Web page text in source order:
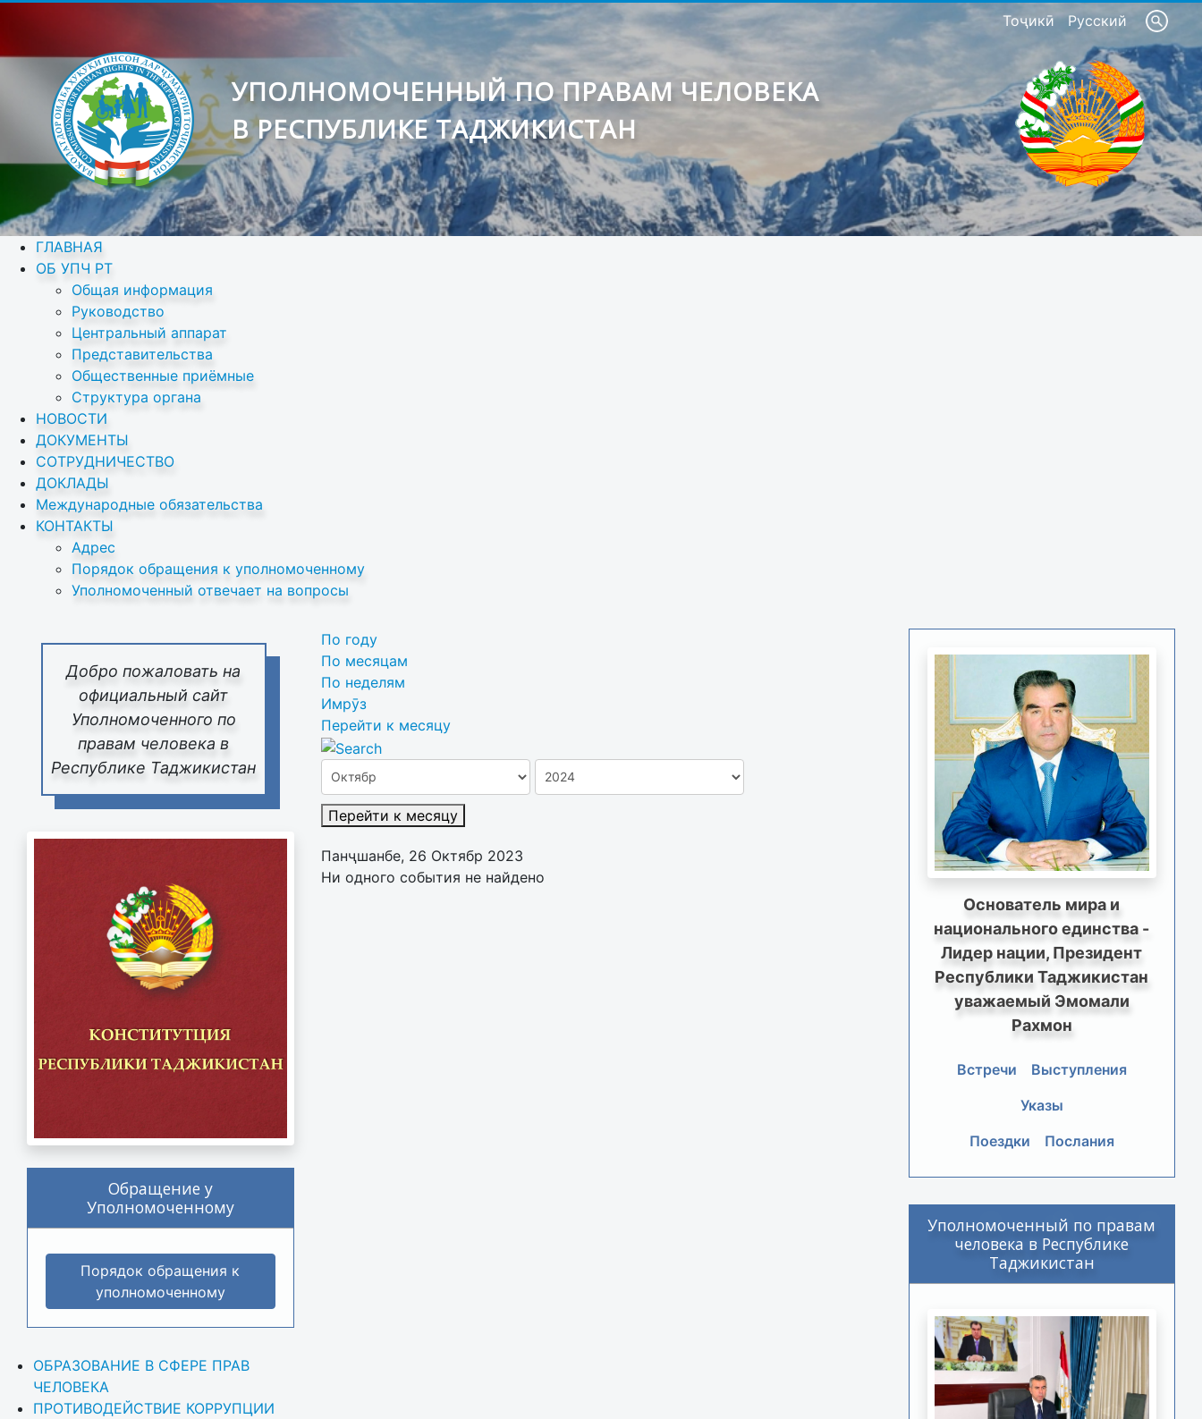
Тоҷикӣ Русский
УПОЛНОМОЧЕННЫЙ ПО ПРАВАМ ЧЕЛОВЕКА
В РЕСПУБЛИКЕ ТАДЖИКИСТАН
ГЛАВНАЯ
ОБ УПЧ РТ
Общая информация
Руководство
Центральный аппарат
Представительства
Общественные приёмные
Структура органа
НОВОСТИ
ДОКУМЕНТЫ
СОТРУДНИЧЕСТВО
ДОКЛАДЫ
Международные обязательства
КОНТАКТЫ
Адрес
Порядок обращения к уполномоченному
Уполномоченный отвечает на вопросы
Добро пожаловать на
официальный сайт
Уполномоченного по
правам человека в
Республике Таджикистан
Обращение у
Уполномоченному
Порядок обращения к
уполномоченному
ОБРАЗОВАНИЕ В СФЕРЕ ПРАВ
ЧЕЛОВЕКА
ПРОТИВОДЕЙСТВИЕ КОРРУПЦИИ
По году
По месяцам
По неделям
Имрӯз
Перейти к месяцу
Перейти к месяцу
Панҷшанбе, 26 Октябр 2023
Ни одного события не найдено
Основатель мира и
национального единства -
Лидер нации, Президент
Республики Таджикистан
уважаемый Эмомали
Рахмон
Встречи
Выступления
Указы
Поездки
Послания
Уполномоченный по правам
человека в Республике
Таджикистан